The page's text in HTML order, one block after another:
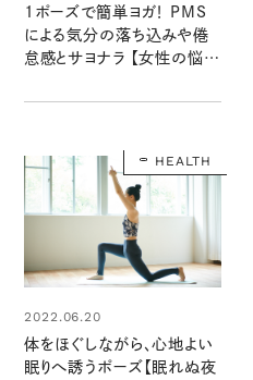
1ポーズで簡単ヨガ！ PMS
による気分の落ち込みや倦
怠感とサヨナラ 【女性の悩み
HEALTH
2022.06.20
体をほぐしながら、心地よい
眠りへ誘うポーズ【眠れぬ夜